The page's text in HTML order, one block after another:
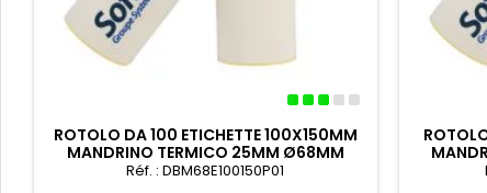
ROTOLO DA 100 ETICHETTE 100X150MM
MANDRINO TERMICO 25MM Ø68MM
Réf. : DBM68E100150P01